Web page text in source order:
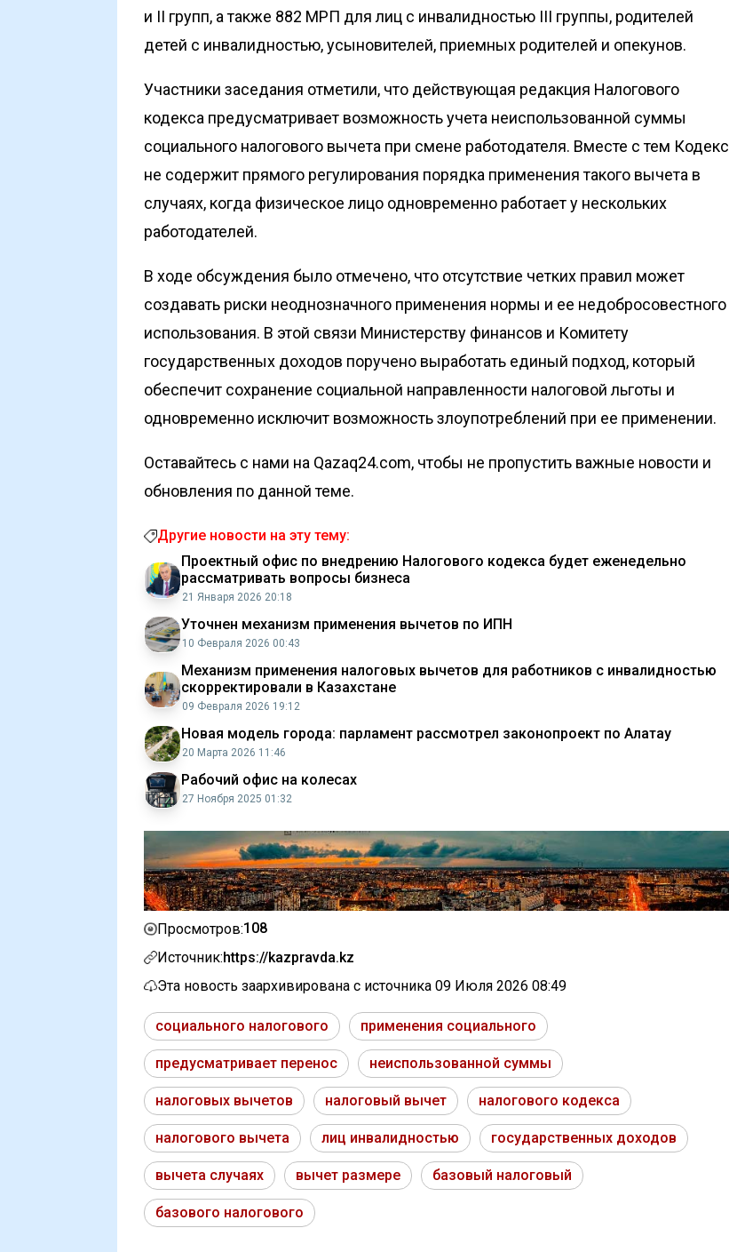
и II групп, а также 882 МРП для лиц с инвалидностью III группы, родителей
детей с инвалидностью, усыновителей, приемных родителей и опекунов.
Участники заседания отметили, что действующая редакция Налогового
кодекса предусматривает возможность учета неиспользованной суммы
социального налогового вычета при смене работодателя. Вместе с тем Кодекс
не содержит прямого регулирования порядка применения такого вычета в
случаях, когда физическое лицо одновременно работает у нескольких
работодателей.
В ходе обсуждения было отмечено, что отсутствие четких правил может
создавать риски неоднозначного применения нормы и ее недобросовестного
использования. В этой связи Министерству финансов и Комитету
государственных доходов поручено выработать единый подход, который
обеспечит сохранение социальной направленности налоговой льготы и
одновременно исключит возможность злоупотреблений при ее применении.
Оставайтесь с нами на Qazaq24.com, чтобы не пропустить важные новости и
обновления по данной теме.
Другие новости на эту тему:
Проектный офис по внедрению Налогового кодекса будет еженедельно
рассматривать вопросы бизнеса
21 Января 2026 20:18
Уточнен механизм применения вычетов по ИПН
10 Февраля 2026 00:43
Механизм применения налоговых вычетов для работников с инвалидностью
скорректировали в Казахстане
09 Февраля 2026 19:12
Новая модель города: парламент рассмотрел законопроект по Алатау
20 Марта 2026 11:46
Рабочий офис на колесах
27 Ноября 2025 01:32
Просмотров:108
Источник:https://kazpravda.kz
Эта новость заархивирована с источника 09 Июля 2026 08:49
социального налогового применения социального
предусматривает перенос неиспользованной суммы
налоговых вычетов налоговый вычет налогового кодекса
налогового вычета лиц инвалидностью государственных доходов
вычета случаях вычет размере базовый налоговый
базового налогового